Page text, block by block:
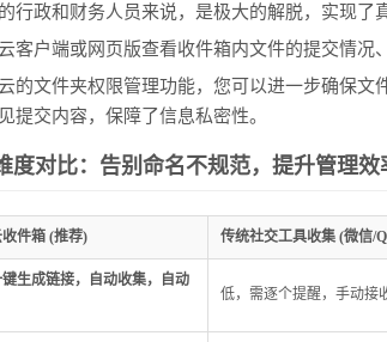
行政和财务人员来说，是极大的解脱，实现了
客户端或网页版查看收件箱内文件的提交情况
的文件夹权限管理功能，您可以进一步确保文
提交内容，保障了信息私密性。
度对比：告别命名不规范，提升管理效
件箱 (推荐) 传统社交工具收集 (微信/
生成链接，自动收集，自动
低，需逐个提醒，手动接